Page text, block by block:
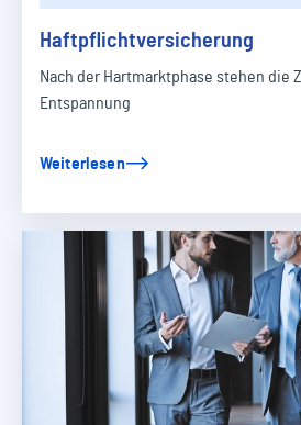
Haftpflichtversicherung
Nach der Hartmarktphase stehen die
Entspannung
Weiterlesen